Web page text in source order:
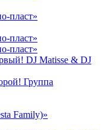
пласт»
пласт»
пласт»
DJ Matisse & DJ
Группа
Family)»